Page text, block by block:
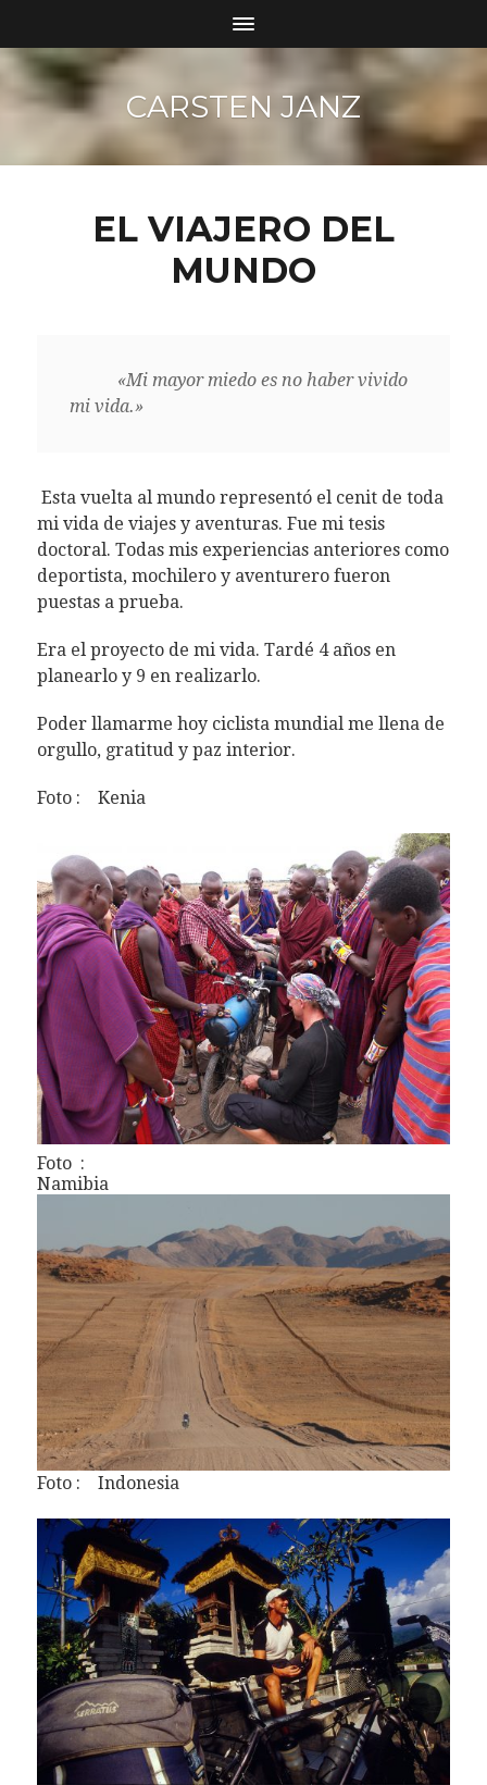
CARSTEN JANZ
EL VIAJERO DEL
MUNDO
«Mi mayor miedo es no haber vivido
mi vida.»
Esta vuelta al mundo representó el cenit de toda
mi vida de viajes y aventuras. Fue mi tesis
doctoral. Todas mis experiencias anteriores como
deportista, mochilero y aventurero fueron
puestas a prueba.
Era el proyecto de mi vida. Tardé 4 años en
planearlo y 9 en realizarlo.
Poder llamarme hoy ciclista mundial me llena de
orgullo, gratitud y paz interior.
Foto : Kenia
Foto :
Namibia
Foto : Indonesia